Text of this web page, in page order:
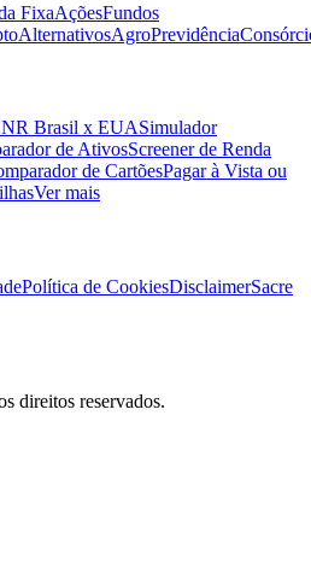
FixaAçõesFundos
AlternativosAgroPrevidência
Brasil x EUASimulador
de AtivosScreener de Renda
de CartõesPagar à Vista ou
Ver mais
Política de CookiesDisclaimerSacre
direitos reservados.